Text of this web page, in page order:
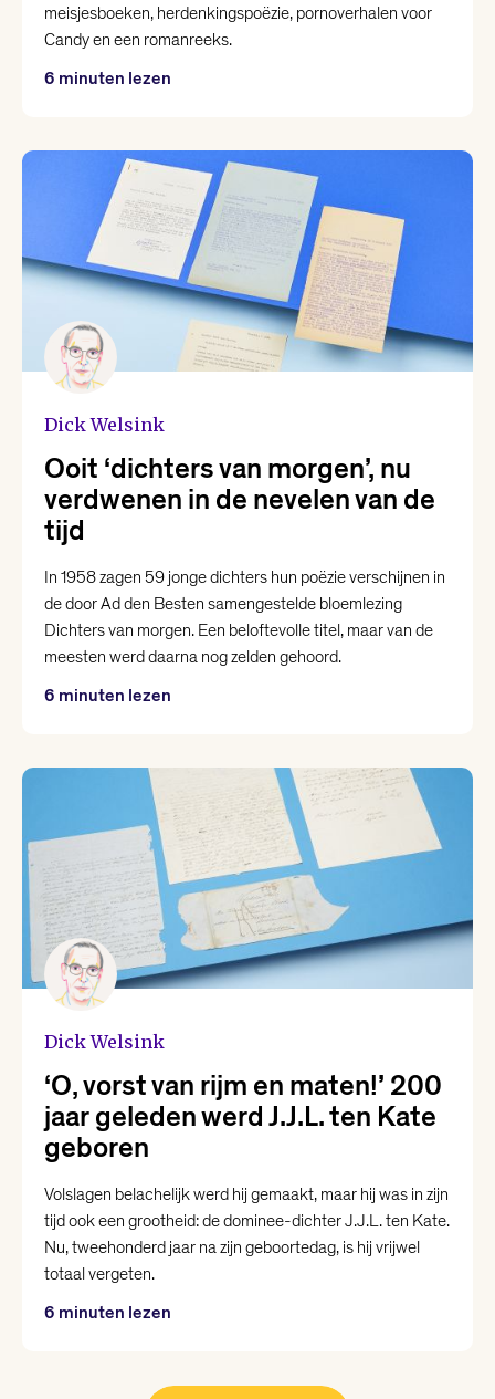
meisjesboeken, herdenkingspoëzie, pornoverhalen voor
Candy en een romanreeks.
6 minuten lezen
Dick Welsink
Ooit ‘dichters van morgen’, nu
verdwenen in de nevelen van de
tijd
In 1958 zagen 59 jonge dichters hun poëzie verschijnen in
de door Ad den Besten samengestelde bloemlezing
Dichters van morgen. Een beloftevolle titel, maar van de
meesten werd daarna nog zelden gehoord.
6 minuten lezen
Dick Welsink
‘O, vorst van rijm en maten!’ 200
jaar geleden werd J.J.L. ten Kate
geboren
Volslagen belachelijk werd hij gemaakt, maar hij was in zijn
tijd ook een grootheid: de dominee-dichter J.J.L. ten Kate.
Nu, tweehonderd jaar na zijn geboortedag, is hij vrijwel
totaal vergeten.
6 minuten lezen